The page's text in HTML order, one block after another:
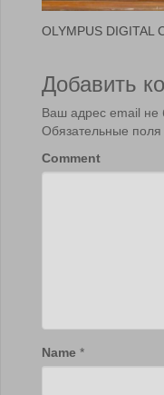
OLYMPUS DIGITAL
Добавить
Ваш адрес email не
Обязательные
Comment
Name *